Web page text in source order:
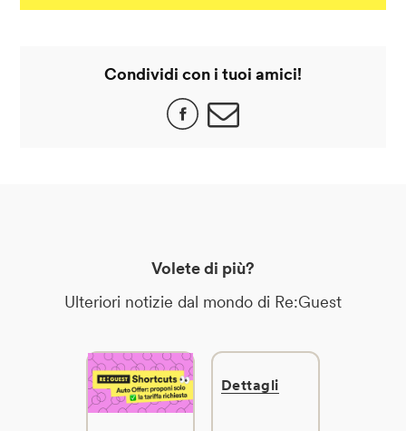
Condividi con i tuoi amici!
Volete di più?
Ulteriori notizie dal mondo di Re:Guest
Dettagli